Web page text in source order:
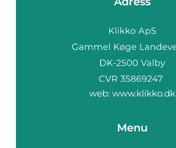
web: www.klikko.dk
Menu